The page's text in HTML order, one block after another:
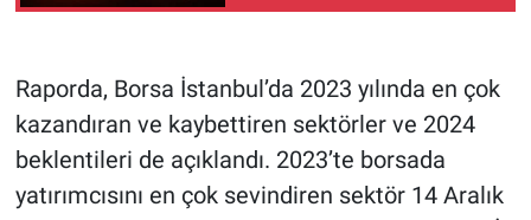
Raporda, Borsa İstanbul’da 2023 yılında en çok
kazandıran ve kaybettiren sektörler ve 2024
beklentileri de açıklandı. 2023’te borsada
yatırımcısını en çok sevindiren sektör 14 Aralık